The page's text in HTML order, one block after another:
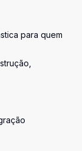
para quem